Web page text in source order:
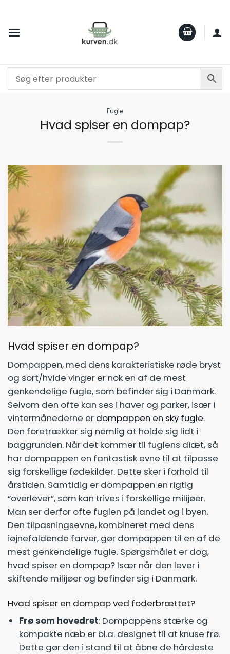
indhold
Fugle
Hvad spiser en dompap?
Hvad spiser en dompap?
Dompappen, med dens karakteristiske røde bryst
og sort/hvide vinger er nok en af de mest
genkendelige fugle, som befinder sig i Danmark.
Selvom den ofte kan ses i haver og parker, især i
vintermånederne er dompappen en sky fugle.
Den foretrækker sig nemlig at holde sig lidt i
baggrunden. Når det kommer til fuglens diæt, så
har dompappen en fantastisk evne til at tilpasse
sig forskellige fødekilder. Dette sker i forhold til
årstiden. Samtidig er dompappen en rigtig
“overlever”, som kan trives i forskellige milijøer.
Man ser derfor ofte fuglen på landet og i byen.
Den tilpasningsevne, kombineret med dens
iøjnefaldende farver, gør dompappen til en af de
mest genkendelige fugle. Spørgsmålet er dog,
hvad spiser en dompap? Især når den lever i
skiftende milijøer og befinder sig i Danmark.
Hvad spiser en dompap ved foderbrættet?
Frø som hovedret: Dompappens stærke og
kompakte næb er bl.a. designet til at knuse frø.
Dette gør den i stand til at åbne de hårdeste